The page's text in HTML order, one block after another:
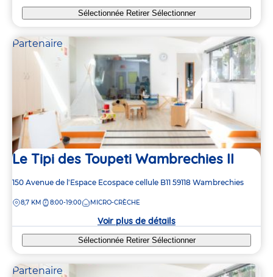
Sélectionnée Retirer Sélectionner
Partenaire
Le Tipi des Toupeti Wambrechies II
Adresse
la
150 Avenue de l'Espace Ecospace cellule B11 59118 Wambrechies
DISTANCE
8,7 KM 8:00-19:00 MICRO-CRÈCHE
Voir plus de détails
Sélectionnée Retirer Sélectionner
Partenaire